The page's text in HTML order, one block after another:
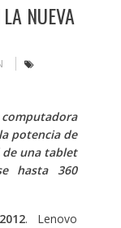
NUEVA
potencia de
una tablet
hasta 360
. Lenovo